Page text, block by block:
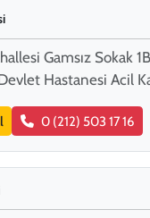
Gamsız Sokak 1B
Hastanesi Acil
0 (212) 503 17 16